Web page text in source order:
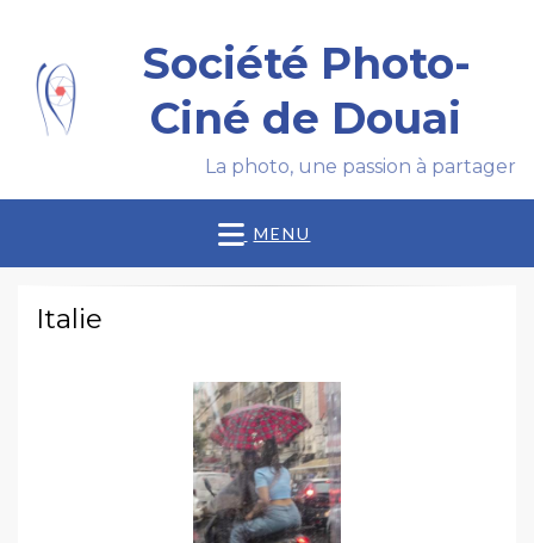
Société Photo-
Ciné de Douai
La photo, une passion à partager
MENU
Italie